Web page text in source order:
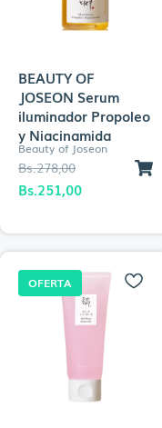
BEAUTY OF
JOSEON Serum
iluminador Propoleo
y Niacinamida
Beauty of Joseon
Bs.278,00
El
precio
Bs.278,00.
Bs.251,00precio
Bs.251,00.
OFERTA